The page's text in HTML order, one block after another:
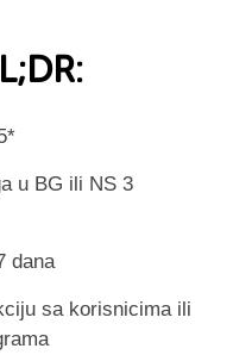
u BG ili NS 3
dana
sa korisnicima ili